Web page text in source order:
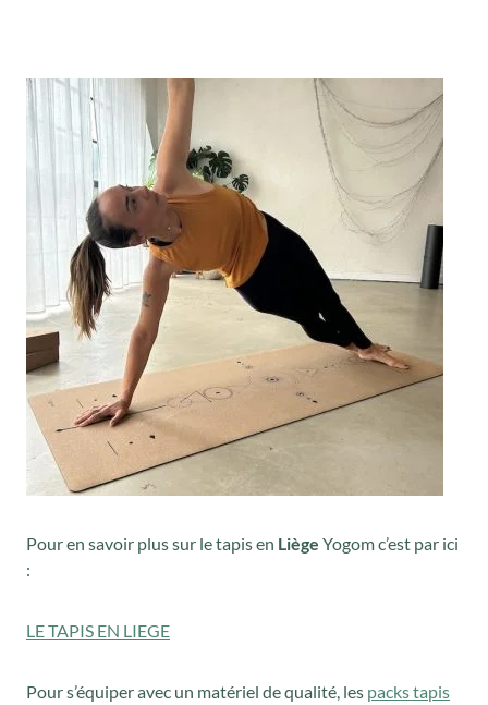
Pour en savoir plus sur le tapis en Liège Yogom c’est par ici
:
LE TAPIS EN LIEGE
Pour s’équiper avec un matériel de qualité, les packs tapis